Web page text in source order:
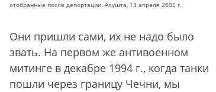
отобранные после депортации. Алушта, 13 апреля 2005 г.
Они пришли сами, их не надо было
звать. На первом же антивоенном
митинге в декабре 1994 г., когда танки
пошли через границу Чечни, мы